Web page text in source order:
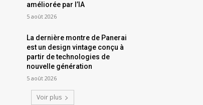
améliorée par l’IA
5 août 2026
La dernière montre de Panerai
est un design vintage conçu à
partir de technologies de
nouvelle génération
5 août 2026
Voir plus